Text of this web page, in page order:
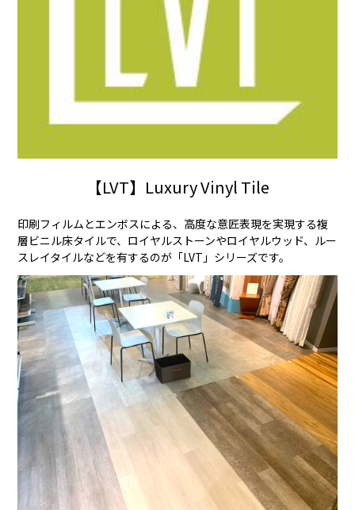
【LVT】Luxury Vinyl Tile
印刷フィルムとエンボスによる、高度な意匠表現を実現する複
層ビニル床タイルで、ロイヤルストーンやロイヤルウッド、ルー
スレイタイルなどを有するのが「LVT」シリーズです。